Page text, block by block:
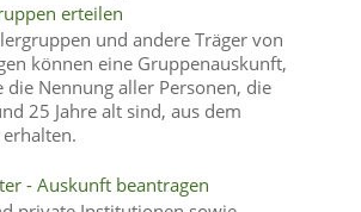
erteilen
und andere Träger von
können eine Gruppenauskunft,
die Nennung aller Personen, die
25 Jahre alt sind, aus dem
- Auskunft beantragen